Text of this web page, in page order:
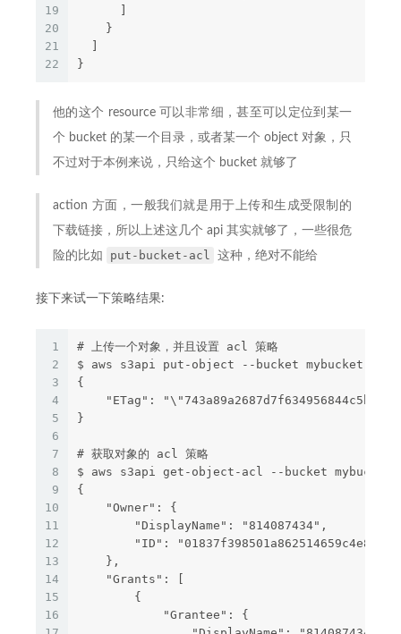
19
20
21
22
    }
}
他的这个 resource 可以非常细，甚至可以定位到某一
个 bucket 的某一个目录，或者某一个 object 对象，只
不过对于本例来说，只给这个 bucket 就够了
action 方面，一般我们就是用于上传和生成受限制的
下载链接，所以上述这几个 api 其实就够了，一些很危
险的比如
put-bucket-acl 这种，绝对不能给
接下来试一下策略结果:
1
2
3
4
5
6
7
8
9
10
11
12
13
14
15
16
# 上传一个对象，并且设置 acl 策略
$ aws s3api put-object --bucket mybucket-1
{
"ETag":
}
# 获取对象的 acl 策略
$ aws s3api get-object-acl --bucket
{
    "Owner": {
        "DisplayName": "814087434",
"ID":
    },
    "Grants": [
        {
            "Grantee": {